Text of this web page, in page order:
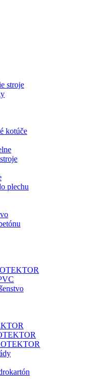
stroje
kotúče
plechu